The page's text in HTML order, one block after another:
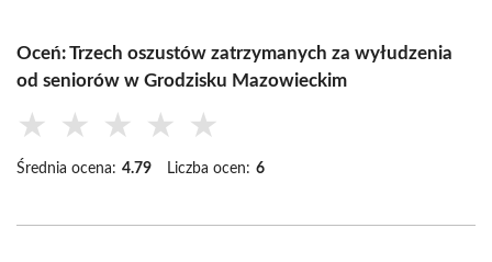
Oceń: Trzech oszustów zatrzymanych za wyłudzenia
od seniorów w Grodzisku Mazowieckim
★ ★ ★ ★ ★
Średnia ocena: 4.79 Liczba ocen: 6